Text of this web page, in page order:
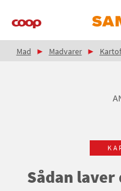
Main
Brødkrumme
Mad Madvarer
Sådan